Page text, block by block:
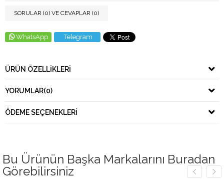
SORULAR (0) VE CEVAPLAR (0)
WhatsApp Telegram
ÜRÜN ÖZELLIKLERI
YORUMLAR(0)
ÖDEME SEÇENEKLERI
Bu Ürünün Başka Markalarını Buradan
Görebilirsiniz